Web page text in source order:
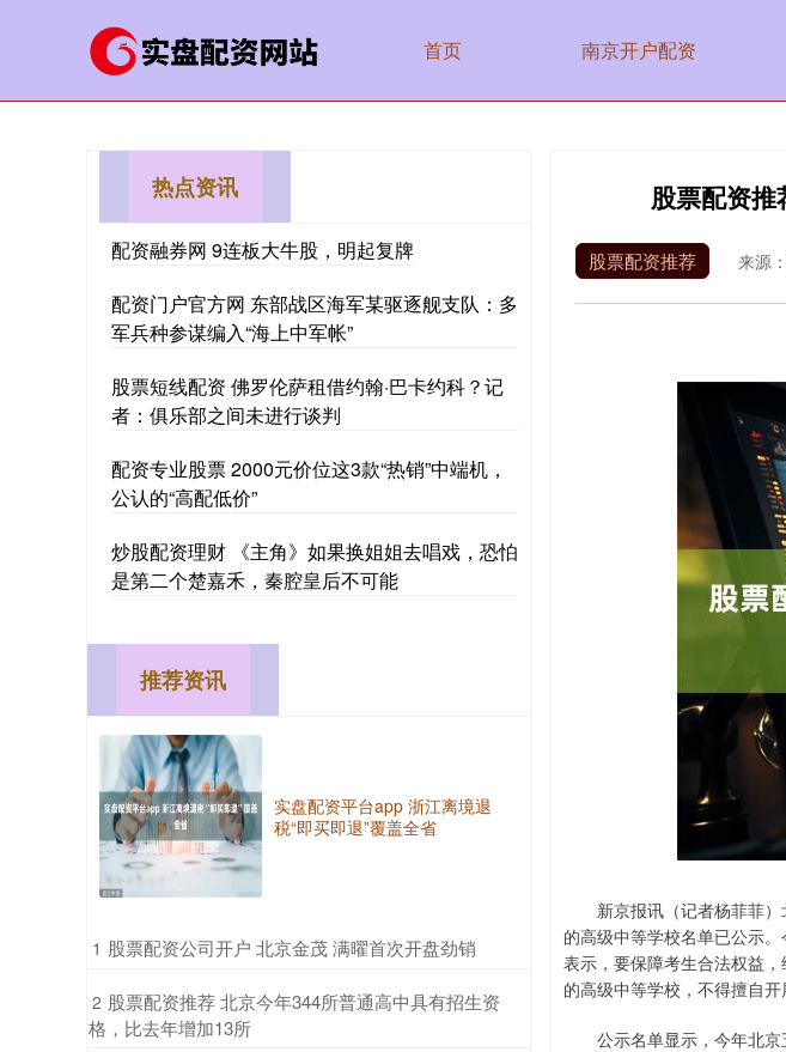
首页 南京开户配资
股票配资
股票配资推荐 来源
新京报讯（记者杨菲菲）
的高级中等学校名单已公示
表示，要保障考生合法权益
的高级中等学校，不得擅自开
公示名单显示，今年北京
热点资讯
配资融券网 9连板大牛股，明起复牌
配资门户官方网 东部战区海军某驱逐舰支队：多
军兵种参谋编入“海上中军帐”
股票短线配资 佛罗伦萨租借约翰·巴卡约科？记
者：俱乐部之间未进行谈判
配资专业股票 2000元价位这3款“热销”中端机，
公认的“高配低价”
炒股配资理财 《主角》如果换姐姐去唱戏，恐怕
是第二个楚嘉禾，秦腔皇后不可能
推荐资讯
实盘配资平台app 浙江离境退
税“即买即退”覆盖全省
1 ​股票配资公司开户 北京金茂 满曜首次开盘劲销
2 ​股票配资推荐 北京今年344所普通高中具有招生资
格，比去年增加13所